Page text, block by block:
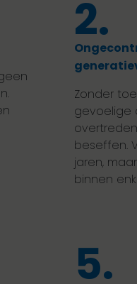
2.
Zonder
gevoelige
beseffen.
jaren,
binnen
5.